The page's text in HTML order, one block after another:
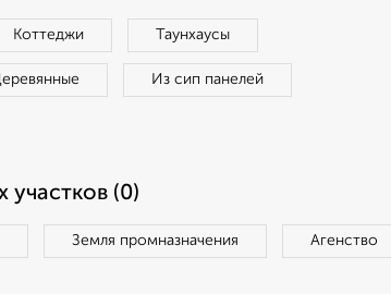
Коттеджи Таунхаусы
Из сип панелей
(0)
Земля промназначения Агенство